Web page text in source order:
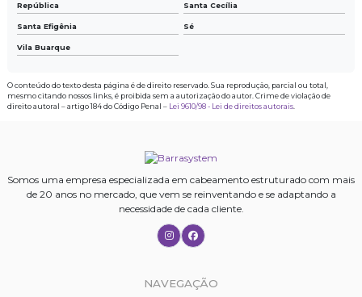
República Santa Cecília
Santa Efigênia Sé
Vila Buarque
O conteúdo do texto desta página é de direito reservado. Sua reprodução, parcial ou total,
mesmo citando nossos links, é proibida sem a autorização do autor. Crime de violação de
direito autoral – artigo 184 do Código Penal – Lei 9610/98 - Lei de direitos autorais.
Somos uma empresa especializada em cabeamento estruturado com mais
de 20 anos no mercado, que vem se reinventando e se adaptando a
necessidade de cada cliente.
NAVEGAÇÃO